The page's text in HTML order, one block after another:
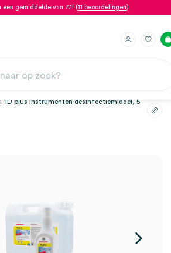
een gemiddelde van 7.1! (11 beoordelingen)
ID plus instrumenten desinfectiemiddel, 5